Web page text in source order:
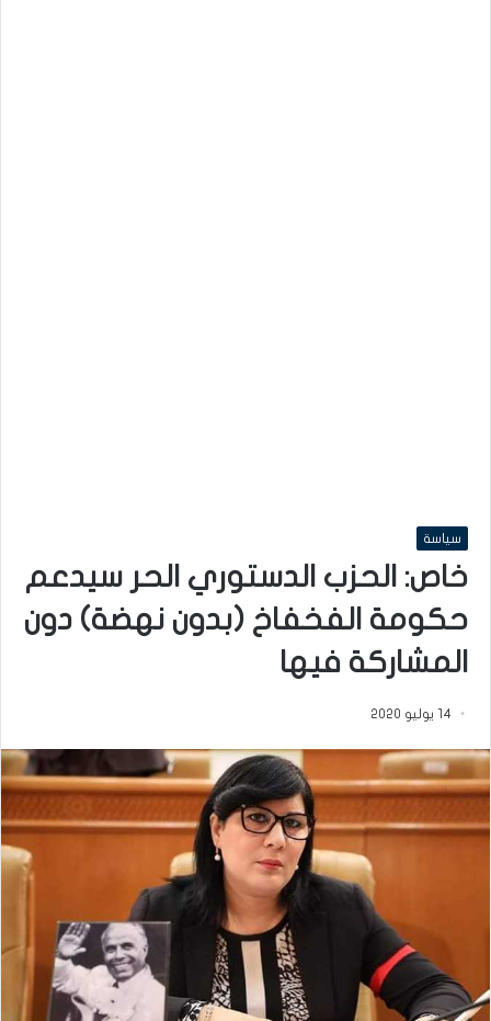
سياسة
خاص: الحزب الدستوري الحر سيدعم
حكومة الفخفاخ (بدون نهضة) دون
المشاركة فيها
14 يوليو 2020